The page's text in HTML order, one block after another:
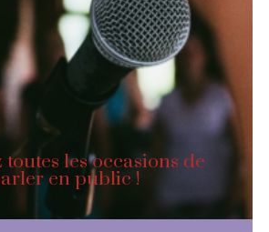
toutes les occasions de
en public !